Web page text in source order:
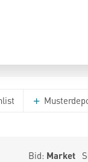
Bid: Market